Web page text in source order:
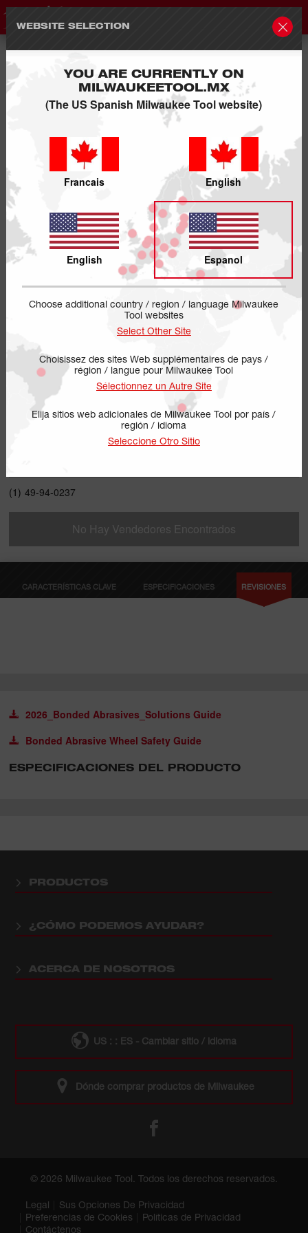
WEBSITE SELECTION
YOU ARE CURRENTLY ON
MILWAUKEETOOL.MX
(The US Spanish Milwaukee Tool website)
Francais English
English Espanol
Choose additional country / region / language Milwaukee
Tool websites
Select Other Site
Choisissez des sites Web supplémentaires de pays /
région / langue pour Milwaukee Tool
Sélectionnez un Autre Site
Elija sitios web adicionales de Milwaukee Tool por país /
región / idioma
Seleccione Otro Sitio
(1) 49-94-0237
No Hay Vendedores Encontrados
CARACTERÍSTICAS CLAVE ESPECIFICACIONES REVISIONES
2026_Bonded Abrasives_Solutions Guide
Bonded Abrasive Wheel Safety Guide
ESPECIFICACIONES DEL PRODUCTO
PRODUCTOS
¿CÓMO PODEMOS AYUDAR?
ACERCA DE NOSOTROS
US : : ES - Cambiar sitio / idioma
Dónde comprar productos de Milwaukee
© 2026 Milwaukee Tool. Todos los derechos reservados.
Legal
Sus Opciones De Privacidad
Preferencias de Cookies
Políticas de Privacidad
Contáctenos